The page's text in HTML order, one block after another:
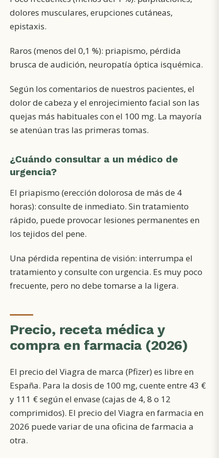
dolores musculares, erupciones cutáneas,
epistaxis.
Raros (menos del 0,1 %): priapismo, pérdida
brusca de audición, neuropatía óptica isquémica.
Según los comentarios de nuestros pacientes, el
dolor de cabeza y el enrojecimiento facial son las
quejas más habituales con el 100 mg. La mayoría
se atenúan tras las primeras tomas.
¿Cuándo consultar a un médico de
urgencia?
El priapismo (erección dolorosa de más de 4
horas): consulte de inmediato. Sin tratamiento
rápido, puede provocar lesiones permanentes en
los tejidos del pene.
Una pérdida repentina de visión: interrumpa el
tratamiento y consulte con urgencia. Es muy poco
frecuente, pero no debe tomarse a la ligera.
Precio, receta médica y
compra en farmacia (2026)
El precio del Viagra de marca (Pfizer) es libre en
España. Para la dosis de 100 mg, cuente entre 43 €
y 111 € según el envase (cajas de 4, 8 o 12
comprimidos). El precio del Viagra en farmacia en
2026 puede variar de una oficina de farmacia a
otra.